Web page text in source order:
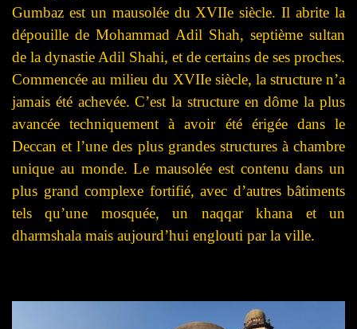
Gumbaz est un mausolée du XVIIe siècle. Il abrite la
dépouille de Mohammad Adil Shah, septième sultan
de la dynastie Adil Shahi, et de certains de ses proches.
Commencée au milieu du XVIIe siècle, la structure n’a
jamais été achevée. C’est la structure en dôme la plus
avancée techniquement à avoir été érigée dans le
Deccan et l’une des plus grandes structures à chambre
unique au monde. Le mausolée est contenu dans un
plus grand complexe fortifié, avec d’autres bâtiments
tels qu’une mosquée, un naqqar khana et un
dharmshala mais aujourd’hui englouti par la ville.